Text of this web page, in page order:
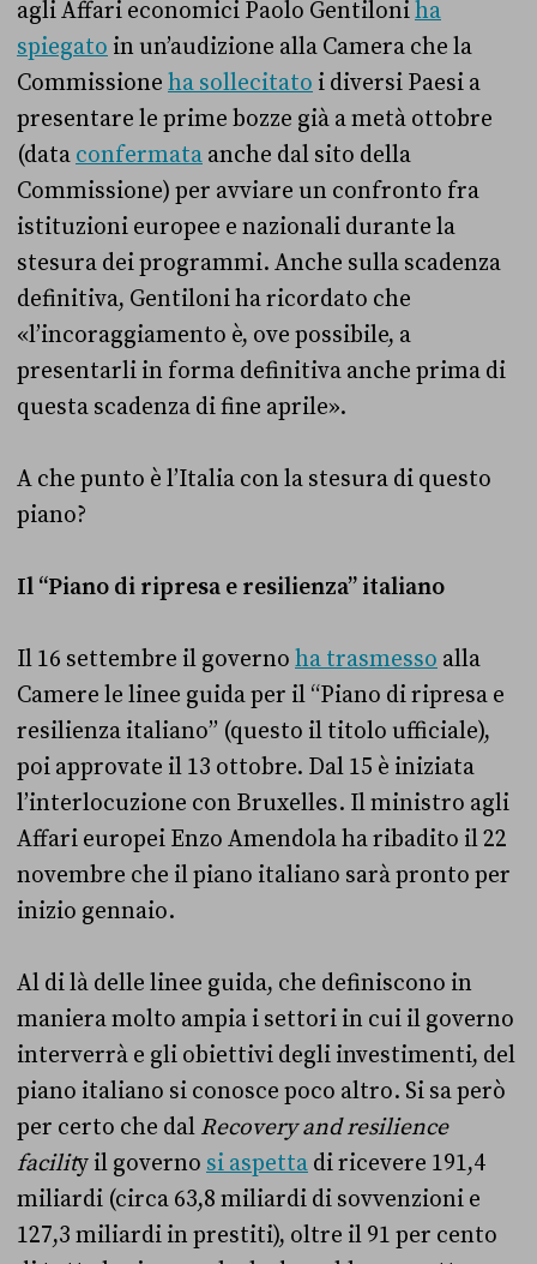
agli Affari economici Paolo Gentiloniha
spiegato in un’audizione alla Camera che la
Commissione ha sollecitato i diversi Paesi a
presentare le prime bozze già a metà ottobre
(data confermata anche dal sito della
Commissione) per avviare un confronto fra
istituzioni europee e nazionali durante la
stesura dei programmi. Anche sulla scadenza
definitiva, Gentiloni ha ricordato che
«l’incoraggiamento è, ove possibile, a
presentarli in forma definitiva anche prima di
questa scadenza di fine aprile».
A che punto è l’Italia con la stesura di questo
piano?
Il “Piano di ripresa e resilienza” italiano
Il 16 settembre il governo ha trasmesso alla
Camere le linee guida per il “Piano di ripresa e
resilienza italiano” (questo il titolo ufficiale),
poi approvate il 13 ottobre. Dal 15 è iniziata
l’interlocuzione con Bruxelles. Il ministro agli
Affari europei Enzo Amendola ha ribadito il 22
novembre che il piano italiano sarà pronto per
inizio gennaio.
Al di là delle linee guida, che definiscono in
maniera molto ampia i settori in cui il governo
interverrà e gli obiettivi degli investimenti, del
piano italiano si conosce poco altro. Si sa però
per certo che dal Recovery and resilience
facility il governo si aspetta di ricevere 191,4
miliardi (circa 63,8 miliardi di sovvenzioni e
127,3 miliardi in prestiti), oltre il 91 per cento